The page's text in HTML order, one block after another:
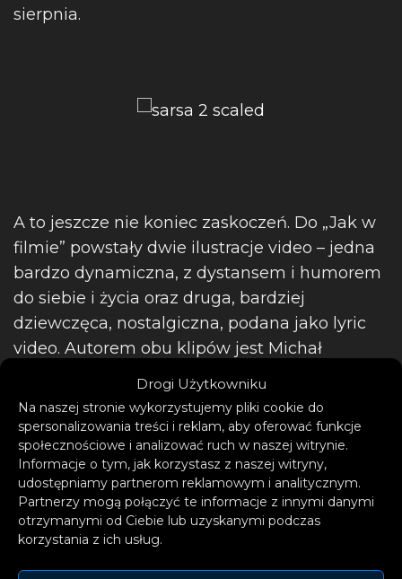
Drogi Użytkowniku
Na naszej stronie wykorzystujemy pliki cookie do
spersonalizowania treści i reklam, aby oferować funkcje
społecznościowe i analizować ruch w naszej witrynie.
Informacje o tym, jak korzystasz z naszej witryny,
udostępniamy partnerom reklamowym i analitycznym.
Partnerzy mogą połączyć te informacje z innymi danymi
otrzymanymi od Ciebie lub uzyskanymi podczas
korzystania z ich usług.
sierpnia.
A to jeszcze nie koniec zaskoczeń. Do „Jak w
filmie” powstały dwie ilustracje video – jedna
bardzo dynamiczna, z dystansem i humorem
do siebie i życia oraz druga, bardziej
dziewczęca, nostalgiczna, podana jako lyric
video. Autorem obu klipów jest Michał